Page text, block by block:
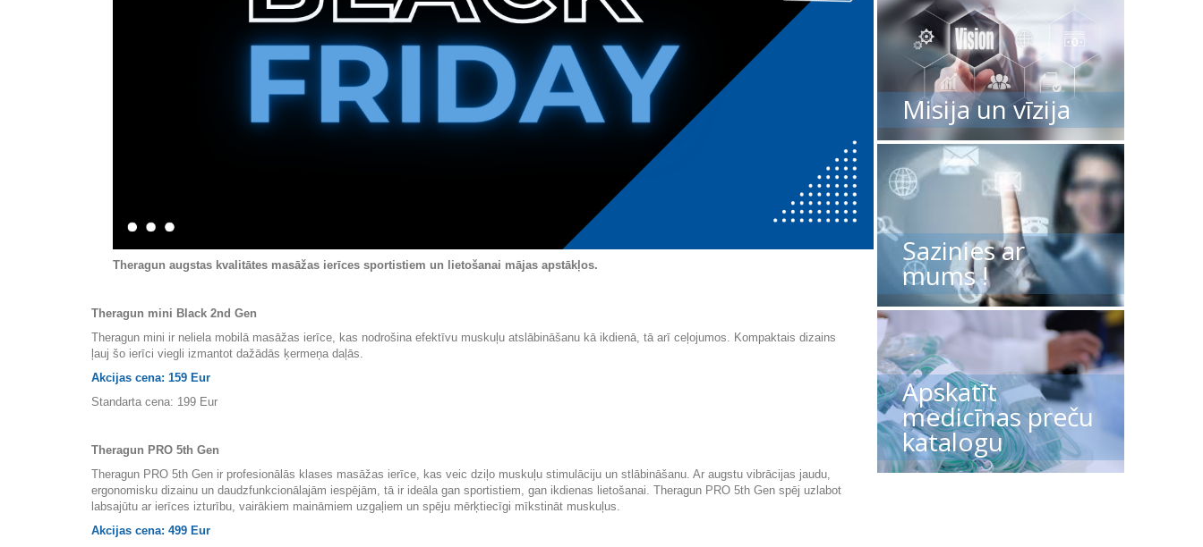
Theragun augstas kvalitātes masāžas ierīces sportistiem un lietošanai mājas apstākļos.
Theragun mini Black 2nd Gen
Theragun mini ir neliela mobilā masāžas ierīce, kas nodrošina efektīvu muskuļu atslābināšanu kā ikdienā, tā arī ceļojumos. Kompaktais dizains
ļauj šo ierīci viegli izmantot dažādās ķermeņa daļās.
Akcijas cena: 159 Eur
Standarta cena: 199 Eur
Theragun PRO 5th Gen
Theragun PRO 5th Gen ir profesionālās klases masāžas ierīce, kas veic dziļo muskuļu stimulāciju un stlābināšanu. Ar augstu vibrācijas jaudu,
ergonomisku dizainu un daudzfunkcionālajām iespējām, tā ir ideāla gan sportistiem, gan ikdienas lietošanai. Theragun PRO 5th Gen spēj uzlabot
labsajūtu ar ierīces izturību, vairākiem maināmiem uzgaļiem un spēju mērķtiecīgi mīkstināt muskuļus.
Akcijas cena: 499 Eur
Misija un vīzija
Sazinies ar
mums !
Apskatīt
medicīnas preču
katalogu